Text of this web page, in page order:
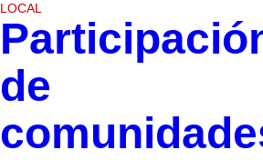
LOCAL
de